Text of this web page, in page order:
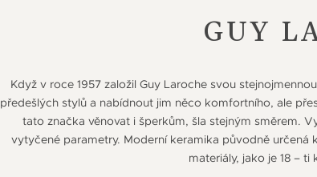
GUY
Když v roce 1957 založil Guy Laroche svou
předešlých stylů a nabídnout jim něco komfortního, ale
tato značka věnovat i šperkům, šla stejným směrem.
vytyčené parametry. Moderní keramika původně
materiály, jako je 18 –